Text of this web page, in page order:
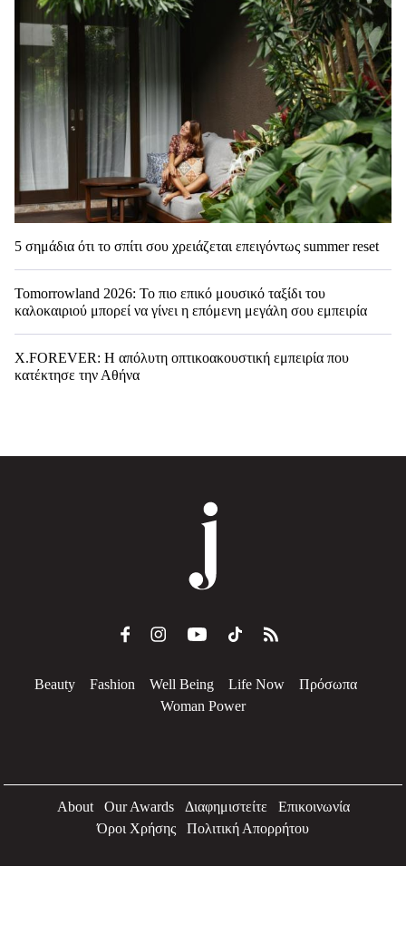
5 σημάδια ότι το σπίτι σου χρειάζεται επειγόντως summer reset
Tomorrowland 2026: Το πιο επικό μουσικό ταξίδι του
καλοκαιριού μπορεί να γίνει η επόμενη μεγάλη σου εμπειρία
X.FOREVER: Η απόλυτη οπτικοακουστική εμπειρία που
κατέκτησε την Αθήνα
Beauty Fashion Well Being Life Now
Πρόσωπα
Woman Power
About Our Awards Διαφημιστείτε
Επικοινωνία
Όροι Χρήσης
Πολιτική Απορρήτου